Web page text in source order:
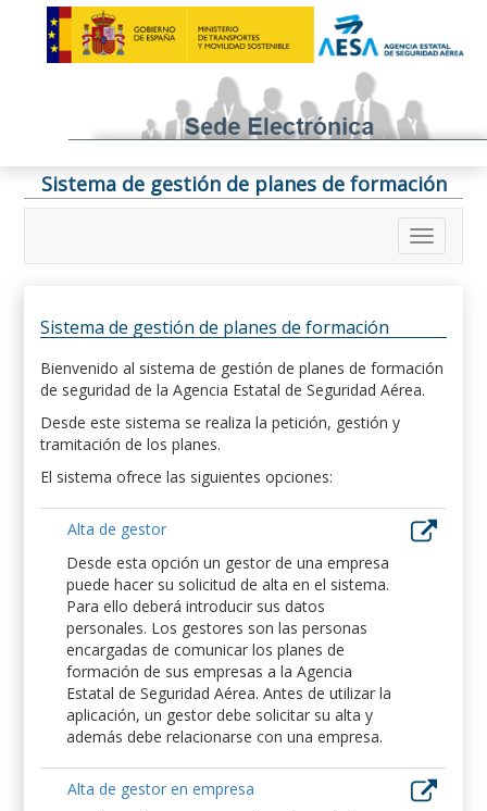
Sistema de gestión de planes de formación
Sistema de gestión de planes de formación
Bienvenido al sistema de gestión de planes de formación
de seguridad de la Agencia Estatal de Seguridad Aérea.
Desde este sistema se realiza la petición, gestión y
tramitación de los planes.
El sistema ofrece las siguientes opciones:
Alta de gestor
Desde esta opción un gestor de una empresa
puede hacer su solicitud de alta en el sistema.
Para ello deberá introducir sus datos
personales. Los gestores son las personas
encargadas de comunicar los planes de
formación de sus empresas a la Agencia
Estatal de Seguridad Aérea. Antes de utilizar la
aplicación, un gestor debe solicitar su alta y
además debe relacionarse con una empresa.
Alta de gestor en empresa